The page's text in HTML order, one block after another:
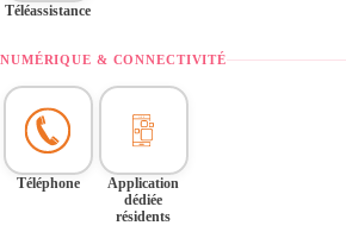
Téléassistance
NUMÉRIQUE & CONNECTIVITÉ
Téléphone
Application
dédiée
résidents